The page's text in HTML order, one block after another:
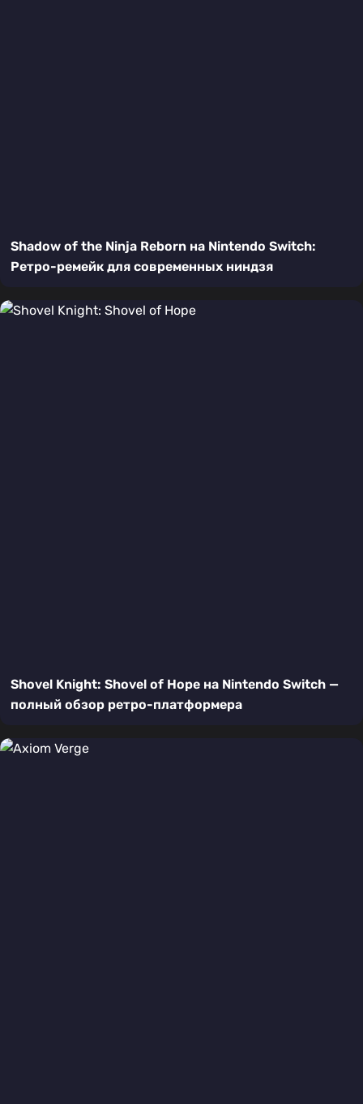
Shadow of the Ninja Reborn на Nintendo Switch:
Ретро-ремейк для современных ниндзя
Shovel Knight: Shovel of Hope на Nintendo Switch —
полный обзор ретро-платформера